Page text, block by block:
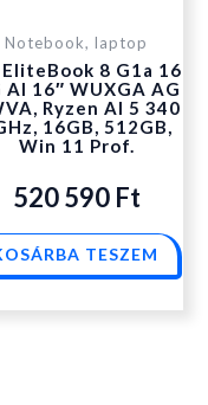
Notebook, laptop
EliteBook 8 G1a 16
AI 16″ WUXGA AG
Ryzen AI 5 340
16GB, 512GB,
Win 11 Prof.
520 590 Ft
TESZEM